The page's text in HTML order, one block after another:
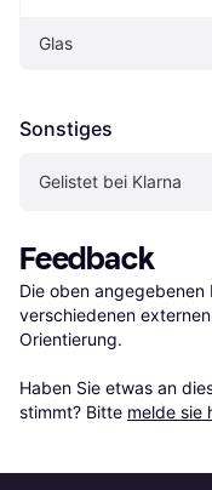
Glas
Sonstiges
Gelistet bei Klarna
Feedback
Die oben
verschiedenen
Orientierung.
Haben Sie etwas an
stimmt? Bitte melde sie